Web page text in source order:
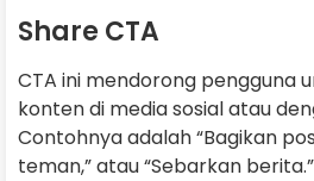
Share CTA
CTA ini mendorong pengguna
konten di media sosial atau
Contohnya adalah “Bagikan
teman,” atau “Sebarkan berita.”